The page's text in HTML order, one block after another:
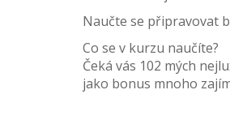
Naučte se připravovat
Co se v kurzu naučíte?
Čeká vás 102 mých
jako bonus mnoho